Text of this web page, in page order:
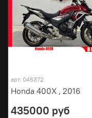
арт. 046372
Honda 400X , 2016
435000 руб